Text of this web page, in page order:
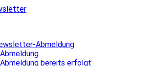
Abmeldung
bereits erfolgt